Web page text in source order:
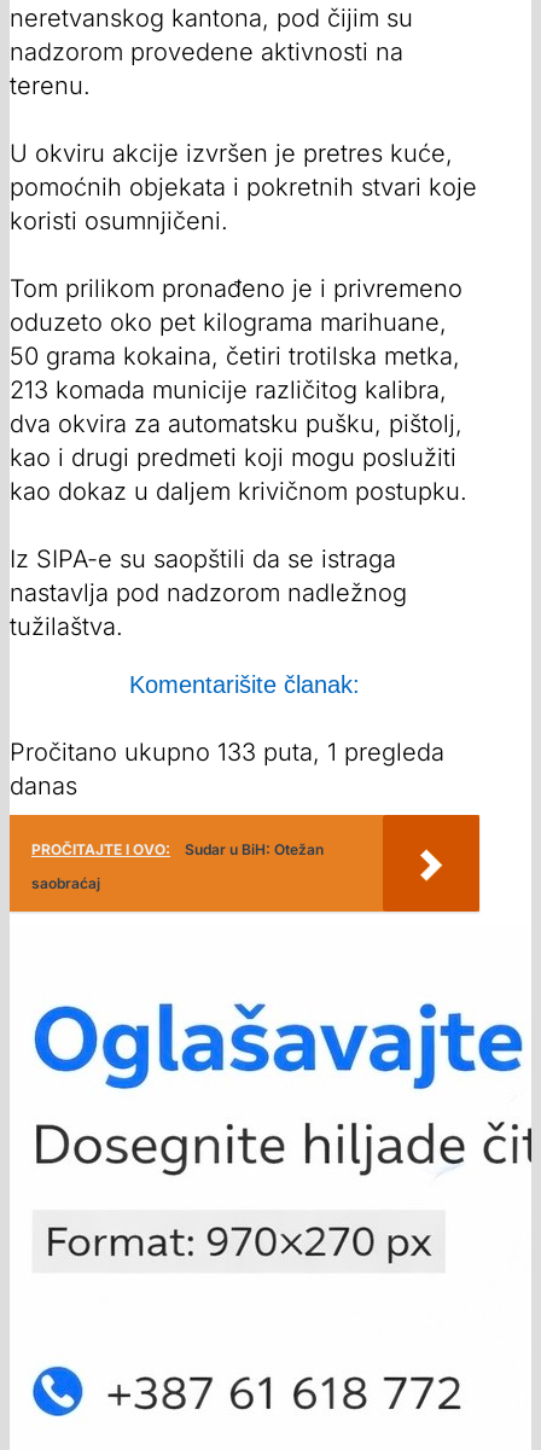
neretvanskog kantona, pod čijim su
nadzorom provedene aktivnosti na
terenu.
U okviru akcije izvršen je pretres kuće,
pomoćnih objekata i pokretnih stvari koje
koristi osumnjičeni.
Tom prilikom pronađeno je i privremeno
oduzeto oko pet kilograma marihuane,
50 grama kokaina, četiri trotilska metka,
213 komada municije različitog kalibra,
dva okvira za automatsku pušku, pištolj,
kao i drugi predmeti koji mogu poslužiti
kao dokaz u daljem krivičnom postupku.
Iz SIPA-e su saopštili da se istraga
nastavlja pod nadzorom nadležnog
tužilaštva.
Komentarišite članak:
Pročitano ukupno 133 puta, 1 pregleda
danas
PROČITAJTE I OVO:
Sudar u BiH: Otežan
saobraćaj